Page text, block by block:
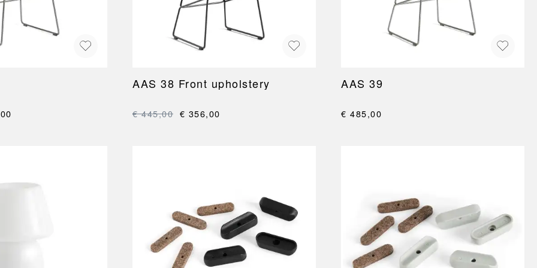
AAS 38 Front upholstery
€ 445,00 € 356,00
AAS 39
€ 485,00